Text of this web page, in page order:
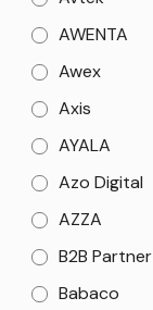
AWENTA
Awex
Axis
AYALA
Azo Digital
AZZA
B2B Partner
Babaco